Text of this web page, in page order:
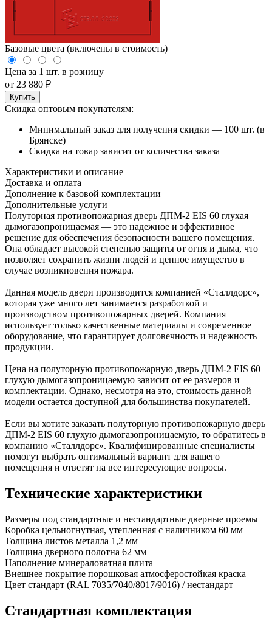
Базовые цвета (включены в стоимость)
Цена за 1 шт. в розницу
от 23 880 ₽
Купить
Скидка оптовым покупателям:
Минимальный заказ для получения скидки — 100 шт. (в
Брянске)
Скидка на товар зависит от количества заказа
Характеристики и описание
Доставка и оплата
Дополнение к базовой комплектации
Дополнительные услуги
Полуторная противопожарная дверь ДПМ-2 EIS 60 глухая
дымогазопроницаемая — это надежное и эффективное
решение для обеспечения безопасности вашего помещения.
Она обладает высокой степенью защиты от огня и дыма, что
позволяет сохранить жизни людей и ценное имущество в
случае возникновения пожара.
Данная модель двери производится компанией «Сталлдорс»,
которая уже много лет занимается разработкой и
производством противопожарных дверей. Компания
использует только качественные материалы и современное
оборудование, что гарантирует долговечность и надежность
продукции.
Цена на полуторную противопожарную дверь ДПМ-2 EIS 60
глухую дымогазопроницаемую зависит от ее размеров и
комплектации. Однако, несмотря на это, стоимость данной
модели остается доступной для большинства покупателей.
Если вы хотите заказать полуторную противопожарную дверь
ДПМ-2 EIS 60 глухую дымогазопроницаемую, то обратитесь в
компанию «Сталлдорс». Квалифицированные специалисты
помогут выбрать оптимальный вариант для вашего
помещения и ответят на все интересующие вопросы.
Технические характеристики
Размеры под стандартные и нестандартные дверные проемы
Коробка цельногнутная, утепленная с наличником 60 мм
Толщина листов металла 1,2 мм
Толщина дверного полотна 62 мм
Наполнение минераловатная плита
Внешнее покрытие порошковая атмосферостойкая краска
Цвет стандарт (RAL 7035/7040/8017/9016) / нестандарт
Стандартная комплектация